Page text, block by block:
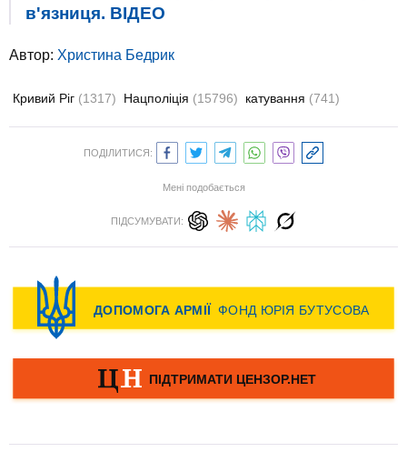
в'язниця. ВIДЕО
Автор: Христина Бедрик
Кривий Ріг (1317) Нацполіція (15796) катування (741)
ПОДІЛИТИСЯ:
Мені подобається
ПІДСУМУВАТИ: